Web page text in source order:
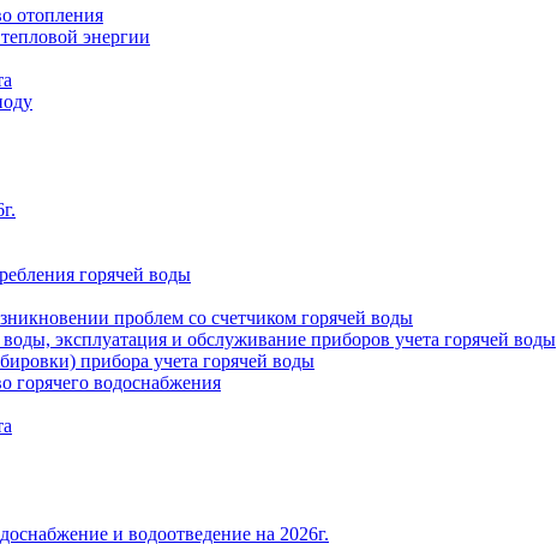
отопления
энергии
горячей воды
проблем со счетчиком горячей воды
эксплуатация и обслуживание приборов учета горячей воды
прибора учета горячей воды
горячего водоснабжения
и водоотведение на 2026г.